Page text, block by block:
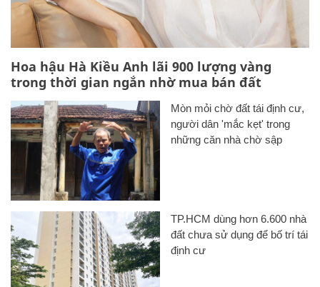
Hoa hậu Hà Kiều Anh lãi 900 lượng vàng
trong thời gian ngắn nhờ mua bán đất
Mòn mỏi chờ đất tái định cư,
người dân 'mắc kẹt' trong
những căn nhà chờ sập
TP.HCM dùng hơn 6.600 nhà
đất chưa sử dụng để bố trí tái
định cư